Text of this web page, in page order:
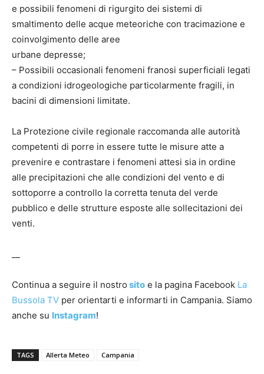
e possibili fenomeni di rigurgito dei sistemi di
smaltimento delle acque meteoriche con tracimazione e
coinvolgimento delle aree
urbane depresse;
– Possibili occasionali fenomeni franosi superficiali legati
a condizioni idrogeologiche particolarmente fragili, in
bacini di dimensioni limitate.
La Protezione civile regionale raccomanda alle autorità
competenti di porre in essere tutte le misure atte a
prevenire e contrastare i fenomeni attesi sia in ordine
alle precipitazioni che alle condizioni del vento e di
sottoporre a controllo la corretta tenuta del verde
pubblico e delle strutture esposte alle sollecitazioni dei
venti.
Continua a seguire il nostro sito e la pagina Facebook La
Bussola TV per orientarti e informarti in Campania. Siamo
anche su Instagram!
TAGS Allerta Meteo Campania